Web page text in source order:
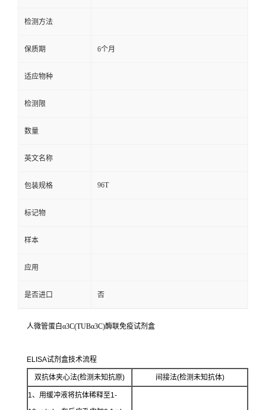
检测方法
保质期 6个月
适应物种
检测限
数量
英文名称
包装规格 96T
标记物
样本
应用
是否进口 否
人微管蛋白α3C(TUBα3C)酶联免疫试剂盒
ELISA试剂盒技术流程
双抗体夹心法(检测未知抗原) 间接法(检测未知抗体)
1、用缓冲液将抗体稀释至1-